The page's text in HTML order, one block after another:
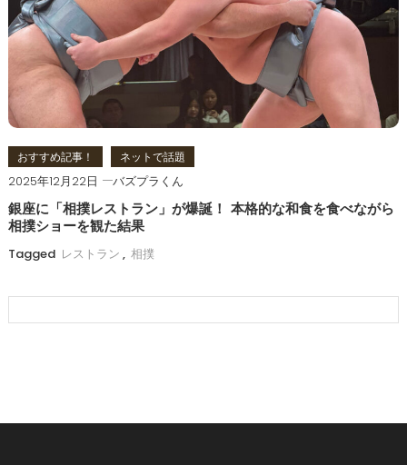
おすすめ記事！ ネットで話題
2025年12月22日 バズプラくん
銀座に「相撲レストラン」が爆誕！ 本格的な和食を食べながら
相撲ショーを観た結果
Tagged レストラン , 相撲